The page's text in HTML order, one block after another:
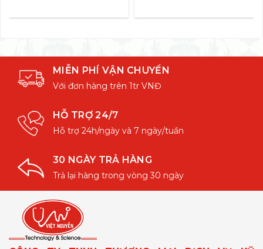
MIỄN PHÍ VẬN CHUYỂN
Với đơn hàng trên 1tr VNĐ
HỖ TRỢ 24/7
Hỗ trợ 24h/ngày và 7 ngày/tuần
30 NGÀY TRẢ HÀNG
Trả lại hàng trong vòng 30 ngày